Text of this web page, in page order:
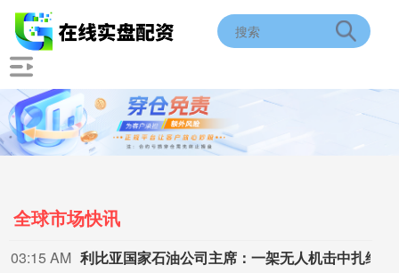
全球市场快讯
03:15 AM